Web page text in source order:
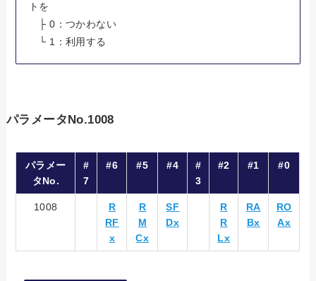
トを
├ 0：つかわない
└ 1：利用する
パラメータNo.1008
パラメー
タNo.
#
7
#6 #5 #4
#
3
#2 #1 #0
1008
R
RF
x
R
M
Cx
SF
Dx
R
R
Lx
RA
Bx
RO
Ax